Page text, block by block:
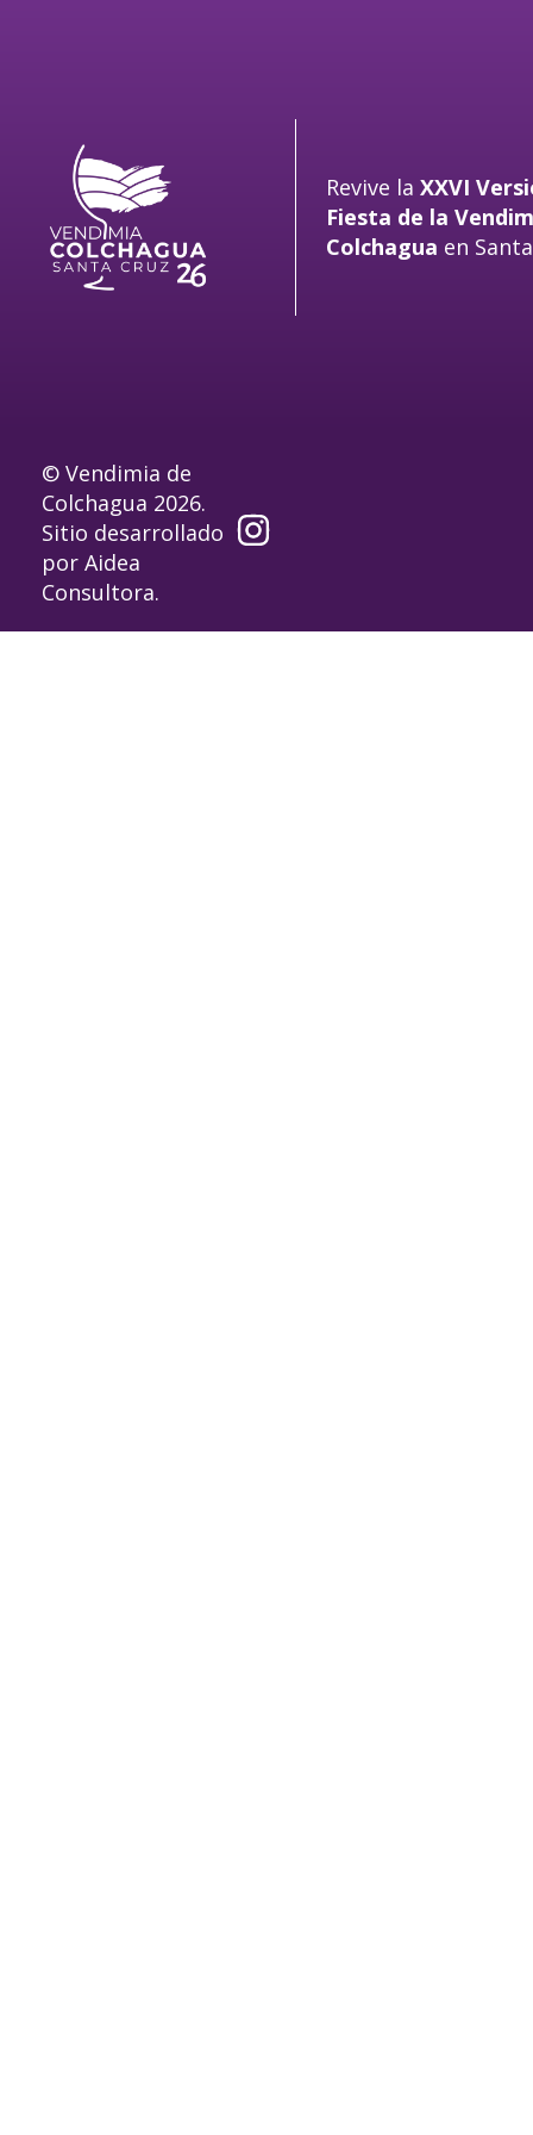
Revive la XXVI
Fiesta de la
Colchagua en
© Vendimia de
Colchagua 2026.
Sitio desarrollado
por Aidea
Consultora.